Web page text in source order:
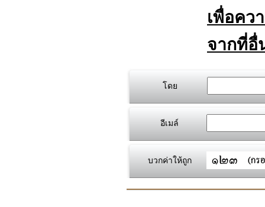
เพื่อคว
จากที่อื่
โดย
อีเมล์
บวกค่าให้ถูก